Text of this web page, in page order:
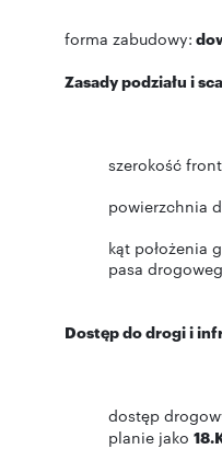
forma zabudowy:
Zasady podziału i
szerokość
powierzchnia
kąt położenia
pasa
Dostęp do drogi i
dostęp
planie jako